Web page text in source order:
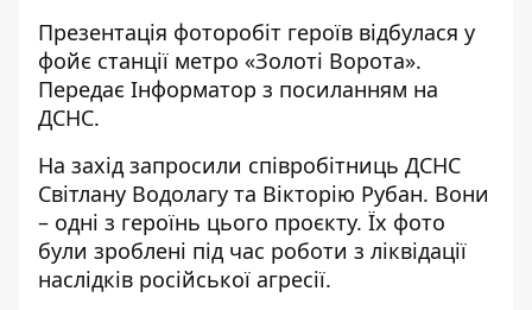
Презентація фоторобіт героїв відбулася у
фойє станції метро «Золоті Ворота».
Передає Інформатор з посиланням на
ДСНС.
На захід запросили співробітниць ДСНС
Світлану Водолагу та Вікторію Рубан. Вони
– одні з героїнь цього проєкту. Їх фото
були зроблені під час роботи з ліквідації
наслідків російської агресії.